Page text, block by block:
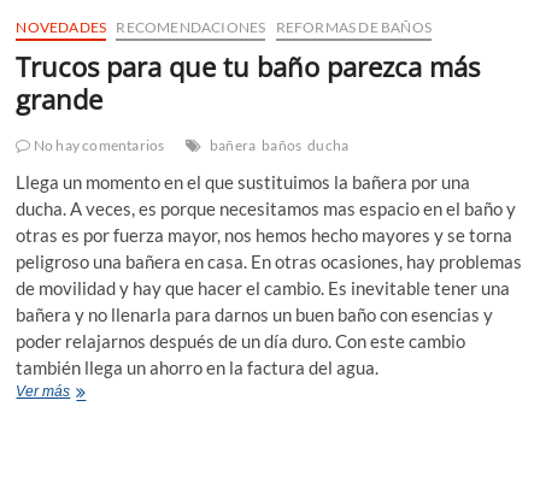
pequeño
y
hacer
que
parezcan
grandes.
ganar
espacio
NOVEDADES RECOMENDACIONES REFORMAS DE BAÑOS
Trucos para que tu baño parezca más
grande
No hay comentarios bañera baños ducha
Llega un momento en el que sustituimos la bañera por una
ducha. A veces, es porque necesitamos mas espacio en el baño y
otras es por fuerza mayor, nos hemos hecho mayores y se torna
peligroso una bañera en casa. En otras ocasiones, hay problemas
de movilidad y hay que hacer el cambio. Es inevitable tener una
bañera y no llenarla para darnos un buen baño con esencias y
poder relajarnos después de un día duro. Con este cambio
también llega un ahorro en la factura del agua.
Ver másTrucos